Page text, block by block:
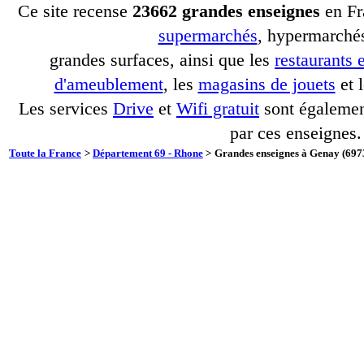
Ce site recense 23662 grandes enseignes en
supermarchés,
grandes surfaces, ainsi que les restaurants
d'ameublement, les magasins de jouets et
Les services Drive et Wifi gratuit sont
par ces enseignes.
Toute la France > Département 69 - Rhone > Grandes enseignes à Genay